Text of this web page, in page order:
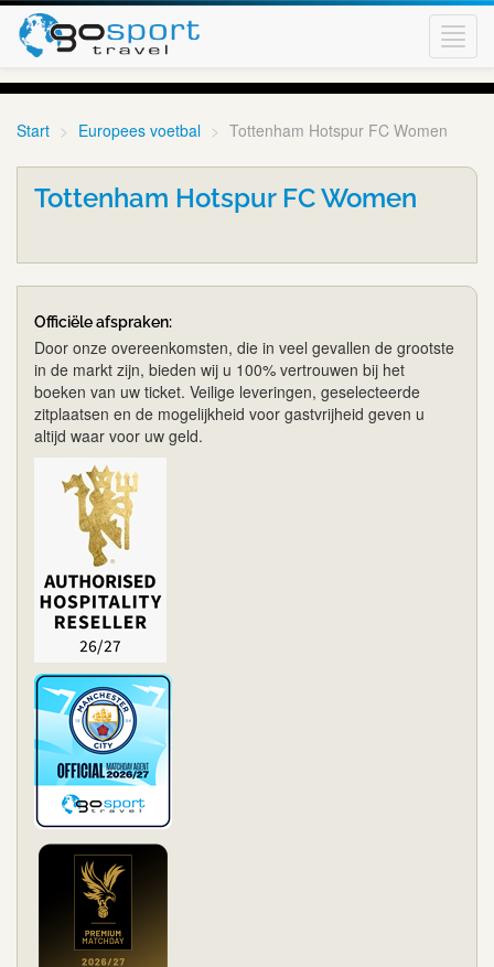
Start Europees voetbal Tottenham Hotspur FC Women
Tottenham Hotspur FC Women
Officiële afspraken:
Door onze overeenkomsten, die in veel gevallen de grootste
in de markt zijn, bieden wij u 100% vertrouwen bij het
boeken van uw ticket. Veilige leveringen, geselecteerde
zitplaatsen en de mogelijkheid voor gastvrijheid geven u
altijd waar voor uw geld.